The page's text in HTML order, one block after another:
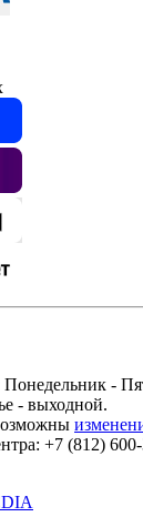
-
- выходной.
+7 (812)